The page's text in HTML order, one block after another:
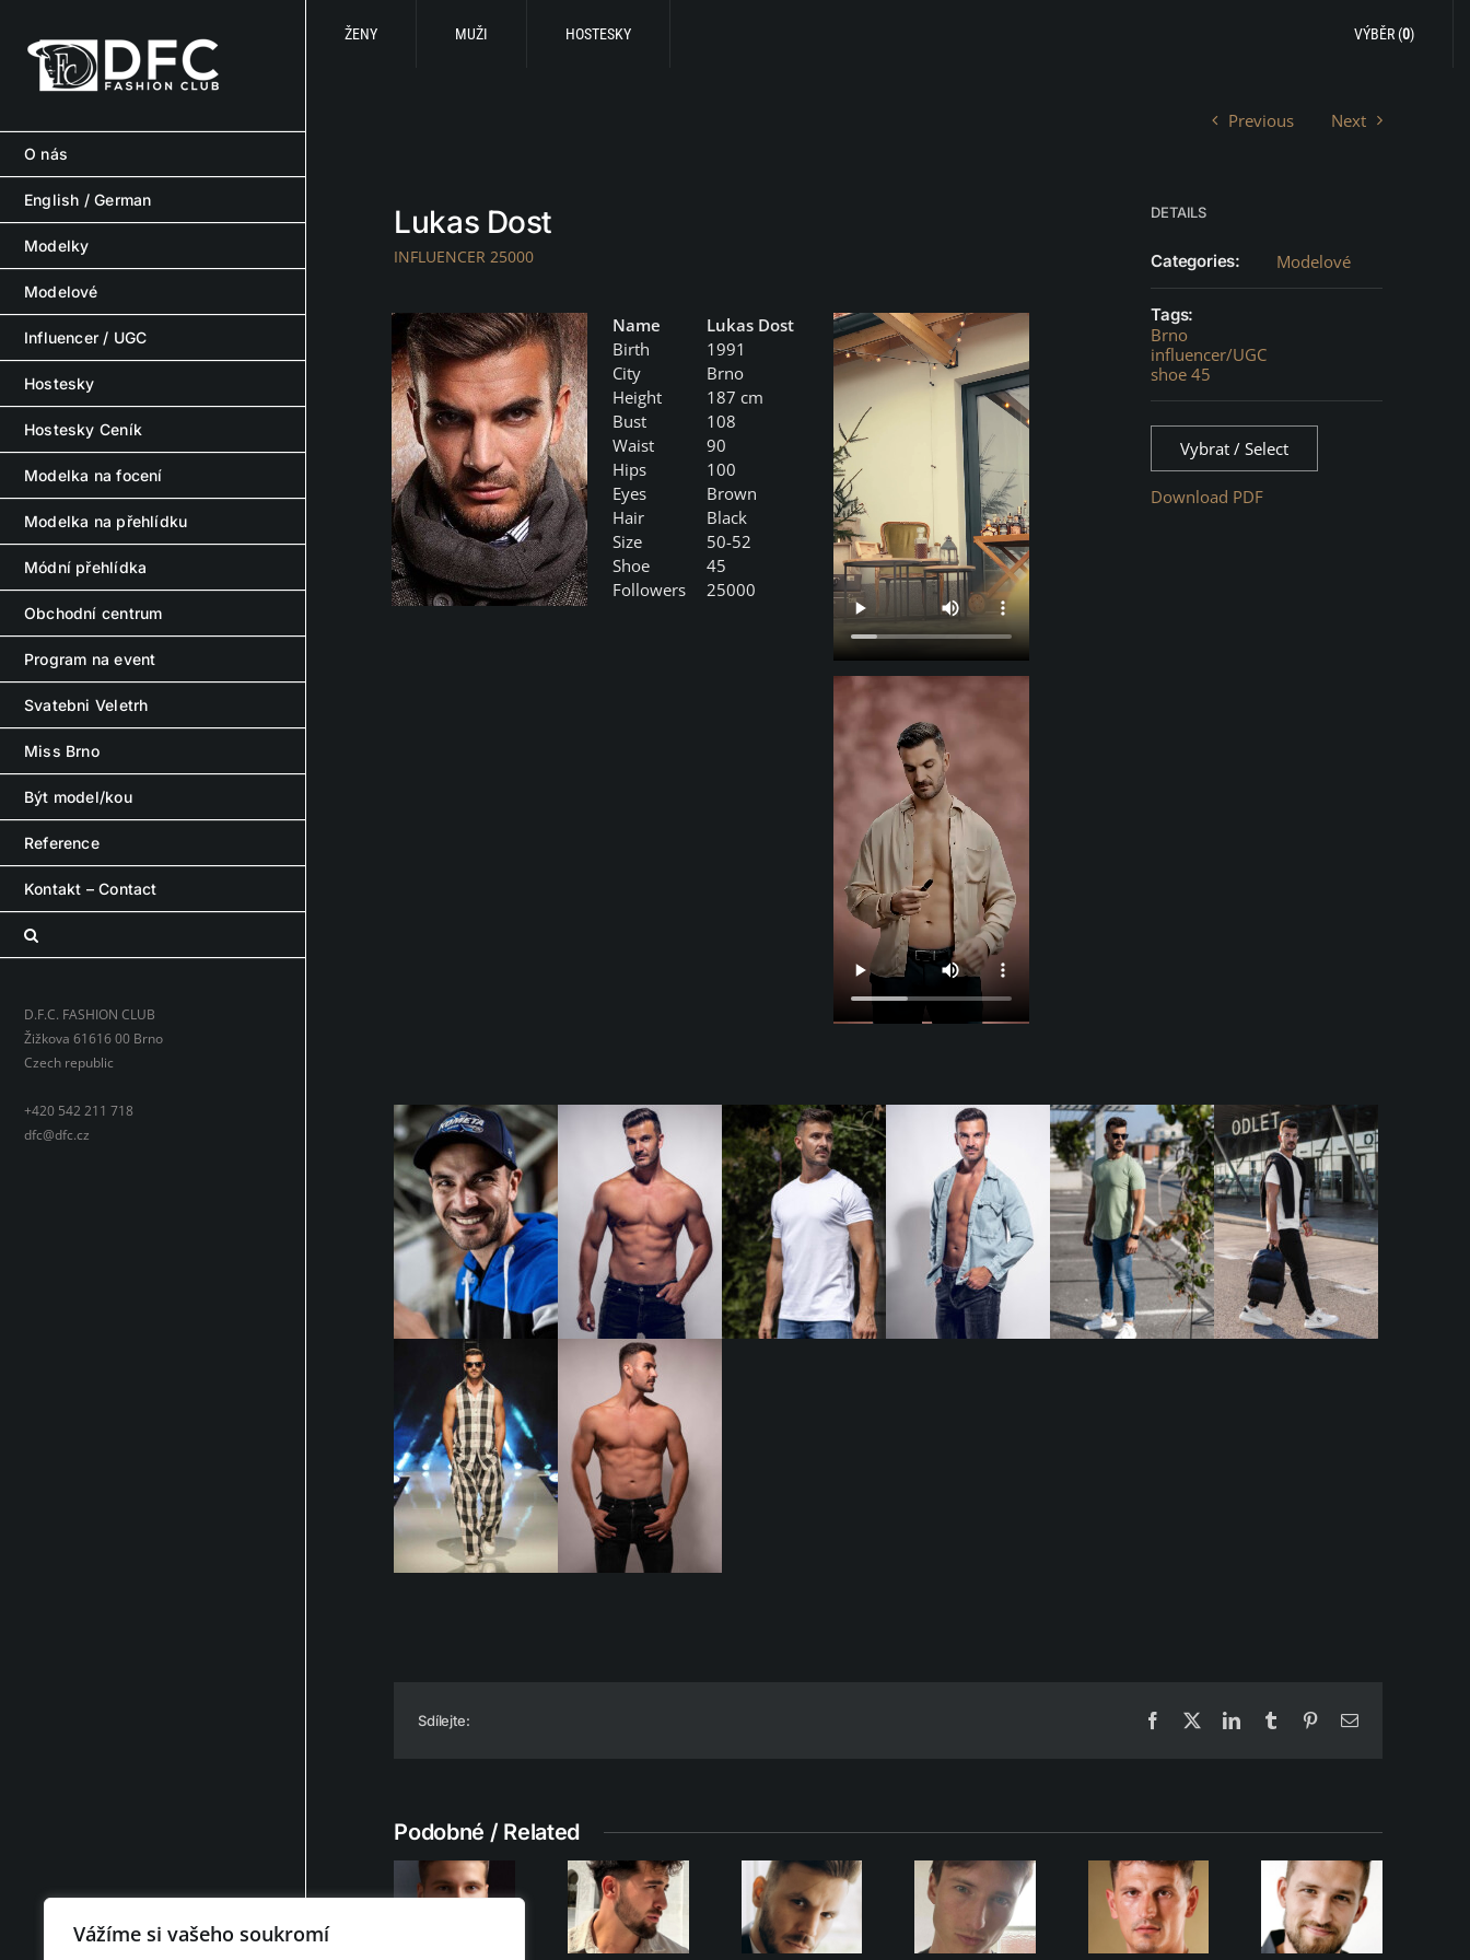
Vážíme si vašeho soukromí
ŽENY MUŽI HOSTESKY VÝBĚR (0)
content
O nás
English / German
Modelky
Modelové
Influencer / UGC
Hostesky
Hostesky Ceník
Modelka na focení
Modelka na přehlídku
Módní přehlídka
Obchodní centrum
Program na event
Svatebni Veletrh
Miss Brno
Být model/kou
Reference
Kontakt – Contact
D.F.C. FASHION CLUB
Žižkova 61616 00 Brno
Czech republic
+420 542 211 718
dfc@dfc.cz
Previous Next
Lukas Dost
INFLUENCER 25000
Name
Lukas Dost
Birth
1991
City
Brno
Height
187 cm
Bust
108
Waist
90
Hips
100
Eyes
Brown
Hair
Black
Size
50-52
Shoe
45
Followers
25000
DETAILS
Categories: Modelové
Tags:
Brno
influencer/UGC
shoe 45
Vybrat / Select
Download PDF
Sdílejte: Facebook
X LinkedInTumblrPinterestEmail
Podobné / Related